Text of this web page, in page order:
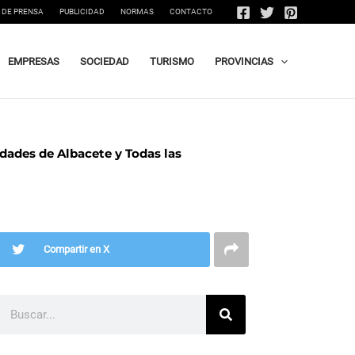
PRENSA PUBLICIDAD NORMAS CONTACTO
EMPRESAS SOCIEDAD TURISMO PROVINCIAS
de Albacete y Todas las
Compartir en X